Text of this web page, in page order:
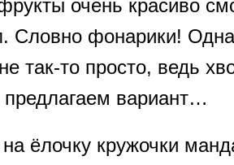
очень красиво
Словно фонарики!
так-то просто, ведь
предлагаем вариант…
ёлочку кружочки